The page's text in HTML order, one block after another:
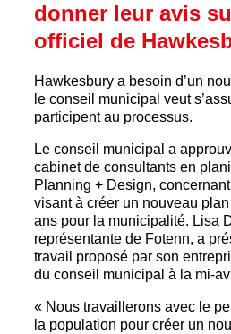
donner leur avis
officiel de
Hawkesbury a besoin d’un
le conseil municipal veut
participent au processus.
Le conseil municipal a
cabinet de consultants en
Planning + Design,
visant à créer un nouveau
ans pour la municipalité. Lisa
représentante de Fotenn, a
travail proposé par son
du conseil municipal à la mi-
« Nous travaillerons avec le
la population pour créer un